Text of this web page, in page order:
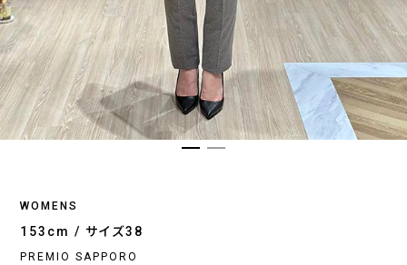
WOMENS
153cm / サイズ38
PREMIO SAPPORO